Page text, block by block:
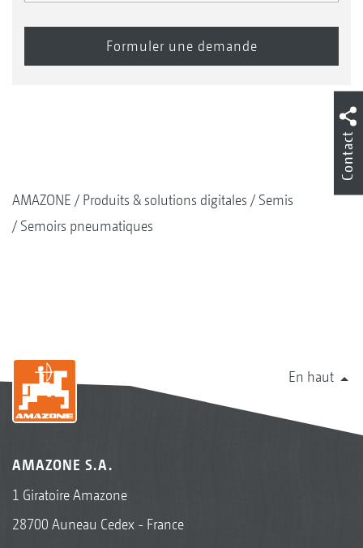
AMAZONE Produits & solutions digitales
Semis
Semoirs pneumatiques
En haut
AMAZONE S.A.
1 Giratoire Amazone
28700 Auneau Cedex - France
Contact